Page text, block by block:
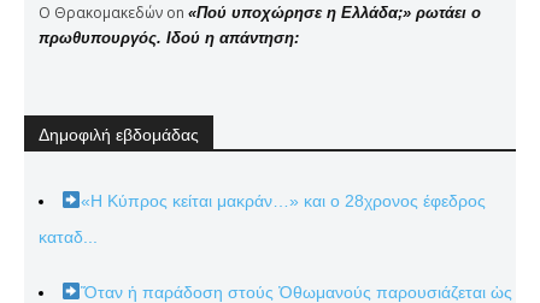
Ο Θρακομακεδών on «Πού υποχώρησε η Ελλάδα;» ρωτάει ο
πρωθυπουργός. Ιδού η απάντηση:
Δημοφιλή εβδομάδας
«Η Κύπρος κείται μακράν…» και ο 28χρονος έφεδρος
καταδ...
Ὅταν ἡ παράδοση στούς Ὀθωμανούς παρουσιάζεται ὡς